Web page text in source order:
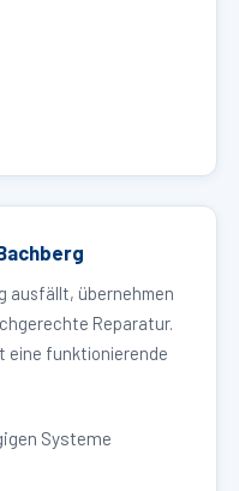
ausfällt, übernehmen
Reparatur.
eine funktionierende
Systeme